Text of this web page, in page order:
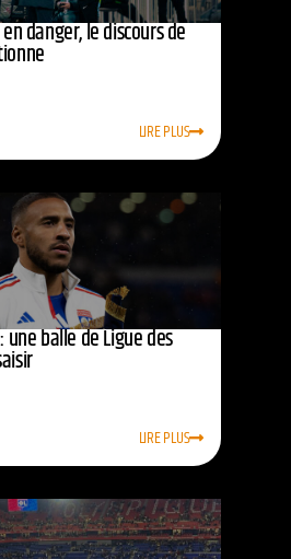
danger, le discours de
LIRE PLUS
une balle de Ligue des
LIRE PLUS